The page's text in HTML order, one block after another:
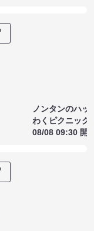
ノンタンのハッ
わくピクニック
08/08 09:30 開